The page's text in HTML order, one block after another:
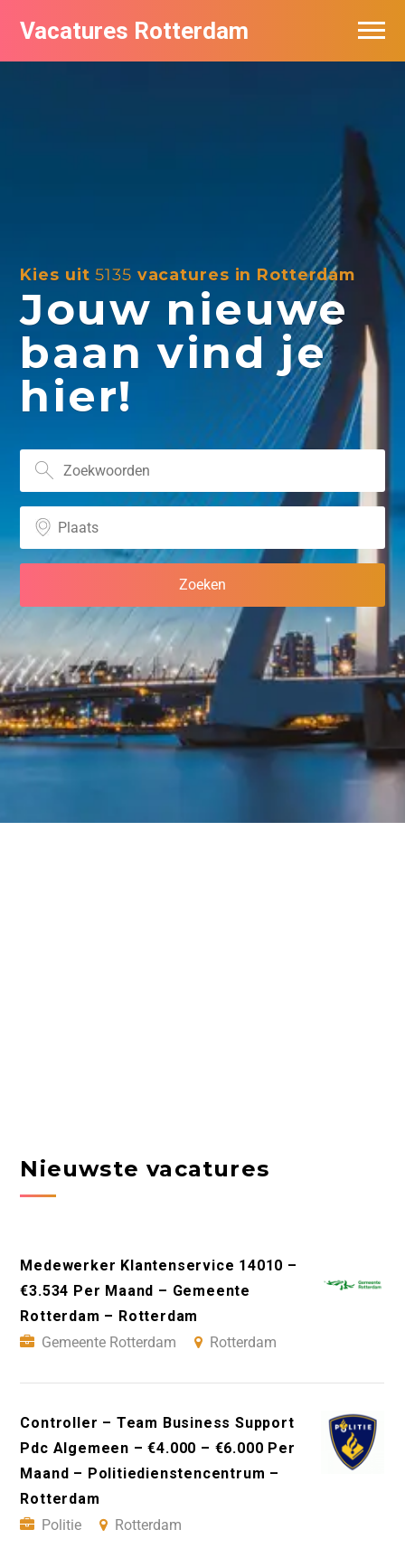
Vacatures Rotterdam
Kies uit5135 vacatures in Rotterdam
Jouw nieuwe
baan vind je
hier!
Nieuwste vacatures
Medewerker Klantenservice 14010 –
€3.534 Per Maand – Gemeente
Rotterdam – Rotterdam
Gemeente Rotterdam
Rotterdam
Controller – Team Business Support
Pdc Algemeen – €4.000 – €6.000 Per
Maand – Politiedienstencentrum –
Rotterdam
Politie
Rotterdam
Vacatures per bedrijf